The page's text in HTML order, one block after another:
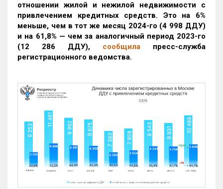
отношении жилой и нежилой недвижимости с
привлечением кредитных средств. Это на 6%
меньше, чем в тот же месяц 2024-го (4 998 ДДУ)
и на 61,8% — чем за аналогичный период 2023-го
(12 286 ДДУ), сообщила пресс-служба
регистрационного ведомства.